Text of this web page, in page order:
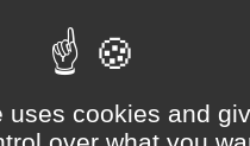
uses cookies and